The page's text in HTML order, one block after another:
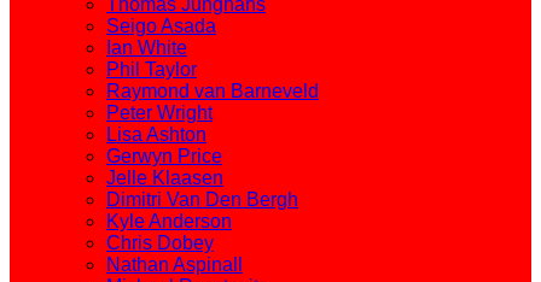
Thomas Junghans
Seigo Asada
Ian White
Phil Taylor
Raymond van Barneveld
Peter Wright
Lisa Ashton
Gerwyn Price
Jelle Klaasen
Dimitri Van Den Bergh
Kyle Anderson
Chris Dobey
Nathan Aspinall